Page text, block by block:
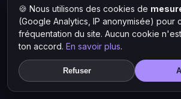
cookies
🍪 Nous utilisons des cookies de
(Google Analytics, IP anonymisée) pour
fréquentation du site. Aucun cookie
ton accord. En savoir plus.
Refuser